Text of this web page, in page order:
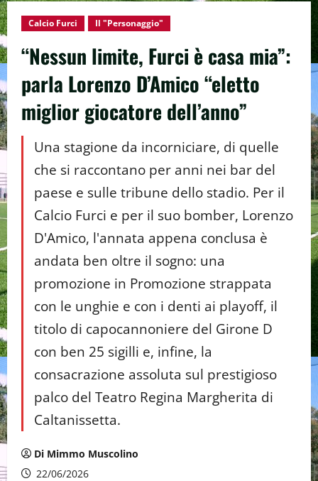
Calcio Furci Il "Personaggio"
“Nessun limite, Furci è casa mia”:
parla Lorenzo D’Amico “eletto
miglior giocatore dell’anno”
Una stagione da incorniciare, di quelle
che si raccontano per anni nei bar del
paese e sulle tribune dello stadio. Per il
Calcio Furci e per il suo bomber, Lorenzo
D'Amico, l'annata appena conclusa è
andata ben oltre il sogno: una
promozione in Promozione strappata
con le unghie e con i denti ai playoff, il
titolo di capocannoniere del Girone D
con ben 25 sigilli e, infine, la
consacrazione assoluta sul prestigioso
palco del Teatro Regina Margherita di
Caltanissetta.
Di Mimmo Muscolino
22/06/2026